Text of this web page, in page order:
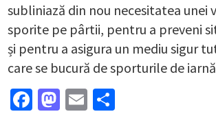
subliniază din nou necesitatea unei
sporite pe pârtii, pentru a preveni
și pentru a asigura un mediu sigur
care se bucură de sporturile de
Facebook
Mastodon
Email